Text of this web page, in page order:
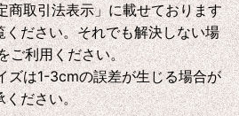
商取引法表示」に載せております
ださい。それでも解決しない場
ご利用ください。
ズは1-3cmの誤差が生じる場合が
ください。